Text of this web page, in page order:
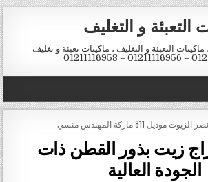
التعبئة و التغليف
ماكينات التعبئة و التغليف ، ماكينات تعبئة و تغليف
موديل 811 ماركة المهندس منسي
زيت بذور القطن ذات
الجودة العالية